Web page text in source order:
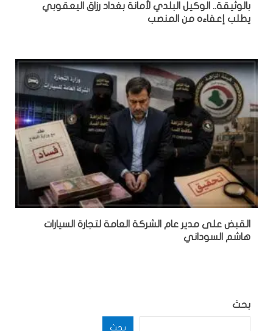
بالوثيقة.. الوكيل البلدي لأمانة بغداد رزاق اليعقوبي
يطلب إعفاءه من المنصب
القبض على مدير عام الشركة العامة لتجارة السيارات
هاشم السوداني
بحث
بحث